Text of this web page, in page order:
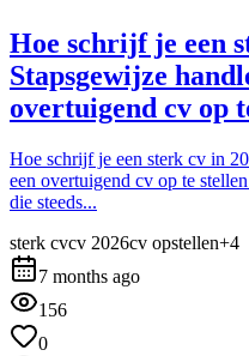
Hoe schrijf je een
Stapsgewijze
overtuigend cv op
Hoe schrijf je een sterk cv in
een overtuigend cv op te
die steeds...
sterk cvcv 2026cv opstellen+4
7 months ago
156
0